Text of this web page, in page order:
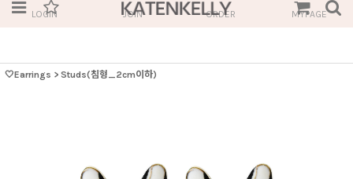
LOGIN JOIN ORDER MYPAGE
🤍Earrings > Studs(침형_2cm이하)